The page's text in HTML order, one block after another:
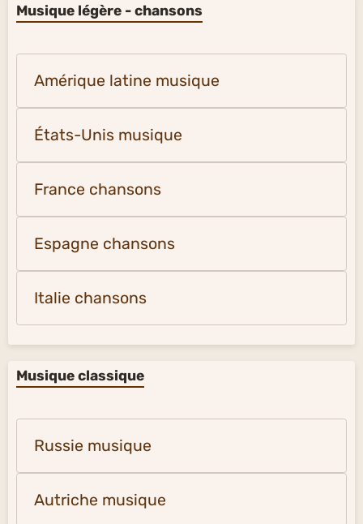
Musique légère - chansons
Amérique latine musique
États-Unis musique
France chansons
Espagne chansons
Italie chansons
Musique classique
Russie musique
Autriche musique